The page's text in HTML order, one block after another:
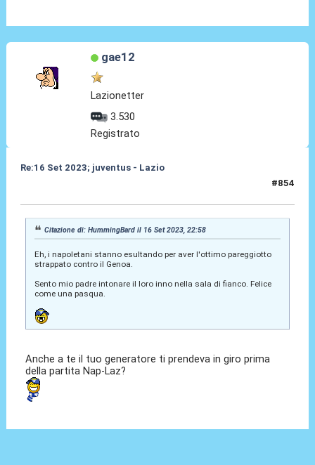
gae12
Lazionetter
3.530
Registrato
Re:16 Set 2023; juventus - Lazio
#854
Citazione di: HummingBard il 16 Set 2023, 22:58
Eh, i napoletani stanno esultando per aver l'ottimo pareggiotto
strappato contro il Genoa.
Sento mio padre intonare il loro inno nella sala di fianco. Felice
come una pasqua.
Anche a te il tuo generatore ti prendeva in giro prima
della partita Nap-Laz?